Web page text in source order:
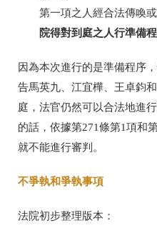
第一項之人經合法傳喚
院得對到庭之人行準備
因為本次進行的是準備程序
告馬英九、江宜樺、王卓鈞
庭，法官仍然可以合法地進
的話，依據第271條第1項和
就不能進行審判。
不爭執和爭執事項
法院初步整理版本：